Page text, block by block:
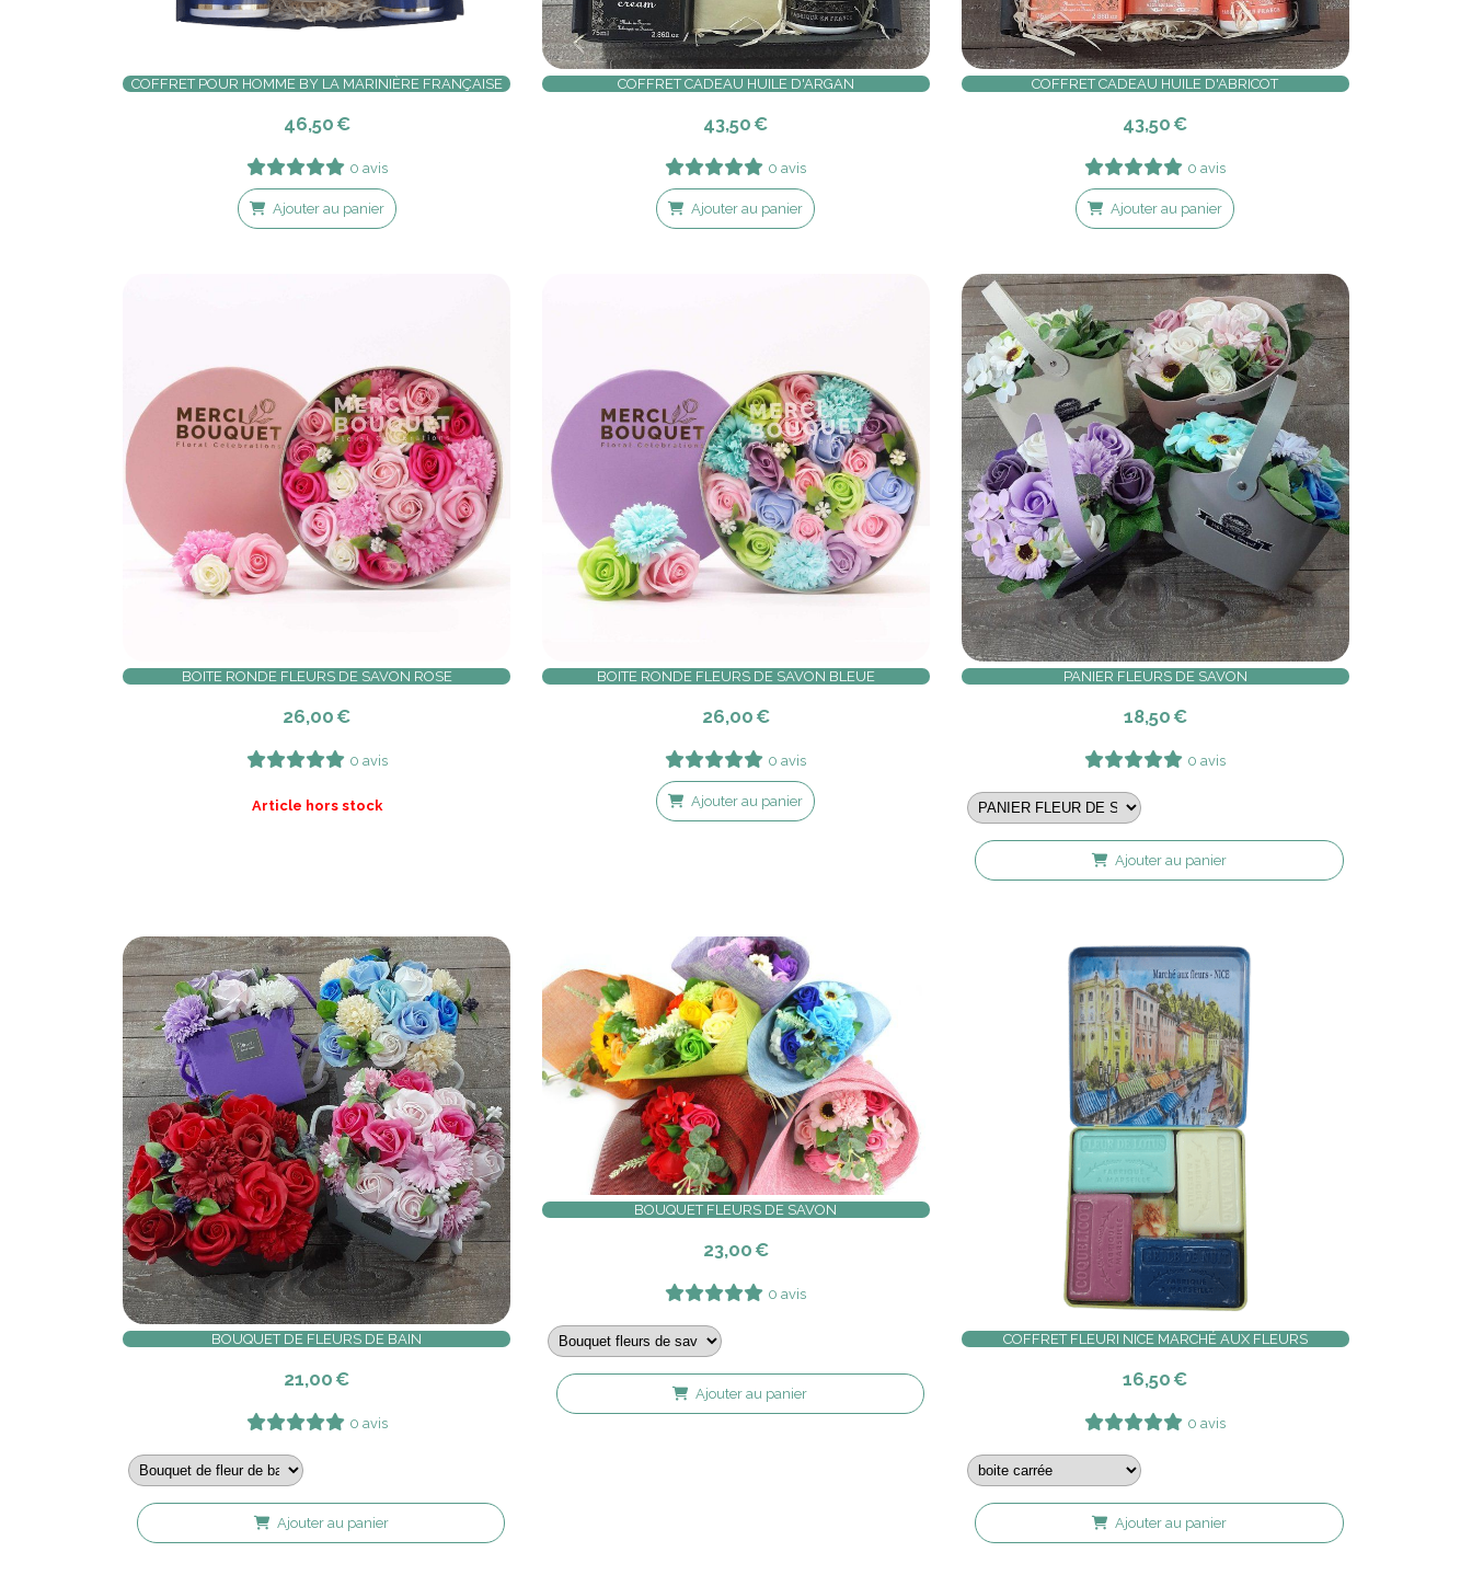
COFFRET POUR HOMME BY LA MARINIÈRE FRANÇAISE
46,50 €
0 avis
Ajouter au panier
COFFRET CADEAU HUILE D'ARGAN
43,50 €
0 avis
Ajouter au panier
COFFRET CADEAU HUILE D'ABRICOT
43,50 €
0 avis
Ajouter au panier
BOITE RONDE FLEURS DE SAVON ROSE
26,00 €
0 avis
Article hors stock
BOITE RONDE FLEURS DE SAVON BLEUE
26,00 €
0 avis
Ajouter au panier
PANIER FLEURS DE SAVON
18,50 €
0 avis
Ajouter au panier
BOUQUET DE FLEURS DE BAIN
21,00 €
0 avis
Ajouter au panier
BOUQUET FLEURS DE SAVON
23,00 €
0 avis
Ajouter au panier
COFFRET FLEURI NICE MARCHÉ AUX FLEURS
16,50 €
0 avis
Ajouter au panier